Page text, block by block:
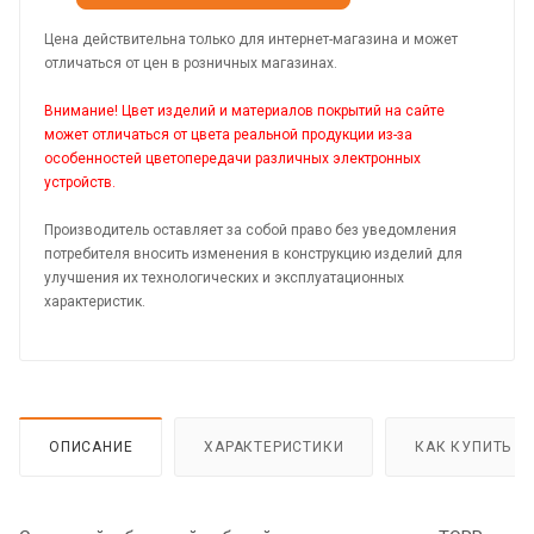
Цена действительна только для интернет-магазина и может
отличаться от цен в розничных магазинах.
Внимание! Цвет изделий и материалов покрытий на сайте
может отличаться от цвета реальной продукции из-за
особенностей цветопередачи различных электронных
устройств.
Производитель оставляет за собой право без уведомления
потребителя вносить изменения в конструкцию изделий для
улучшения их технологических и эксплуатационных
характеристик.
ОПИСАНИЕ ХАРАКТЕРИСТИКИ КАК КУПИТЬ